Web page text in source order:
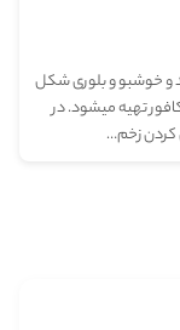
و خوشبو و بلوری شکل
تهیه میشود. در
زخم…